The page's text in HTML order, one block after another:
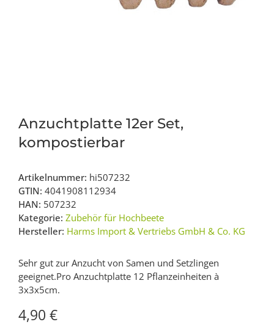
Anzuchtplatte 12er Set,
kompostierbar
Artikelnummer: hi507232
GTIN: 4041908112934
HAN: 507232
Kategorie: Zubehör für Hochbeete
Hersteller: Harms Import & Vertriebs GmbH & Co. KG
Sehr gut zur Anzucht von Samen und Setzlingen
geeignet.Pro Anzuchtplatte 12 Pflanzeinheiten à
3x3x5cm.
4,90 €